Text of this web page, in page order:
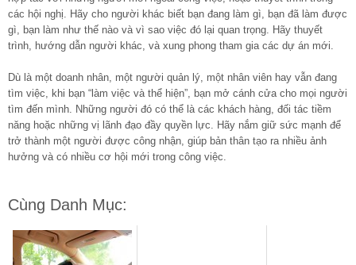
các hội nghị. Hãy cho người khác biết bạn đang làm gì, bạn đã làm được
gì, bạn làm như thế nào và vì sao việc đó lại quan trọng. Hãy thuyết
trình, hướng dẫn người khác, và xung phong tham gia các dự án mới.
Dù là một doanh nhân, một người quản lý, một nhân viên hay vẫn đang
tìm việc, khi bạn “làm việc và thể hiện”, bạn mở cánh cửa cho mọi người
tìm đến mình. Những người đó có thể là các khách hàng, đối tác tiềm
năng hoặc những vị lãnh đạo đầy quyền lực. Hãy nắm giữ sức mạnh để
trở thành một người được công nhận, giúp bản thân tạo ra nhiều ảnh
hưởng và có nhiều cơ hội mới trong công việc.
Cùng Danh Mục: